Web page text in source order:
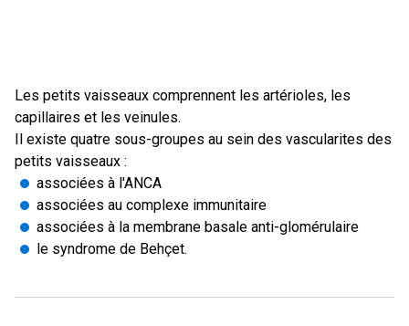
Les petits vaisseaux comprennent les artérioles, les
capillaires et les veinules.
Il existe quatre sous-groupes au sein des vascularites des
petits vaisseaux :
associées à l'ANCA
associées au complexe immunitaire
associées à la membrane basale anti-glomérulaire
le syndrome de Behçet.